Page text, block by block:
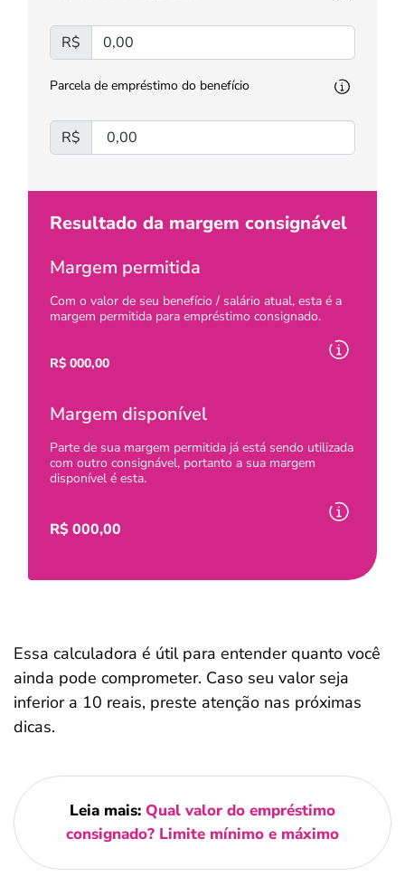
R$
Parcela de empréstimo do benefício
R$
Resultado da margem consignável
Margem permitida
Com o valor de seu benefício / salário atual, esta é a
margem permitida para empréstimo consignado.
R$ 000,00
Margem disponível
Parte de sua margem permitida já está sendo utilizada
com outro consignável, portanto a sua margem
disponível é esta.
R$000,00
Essa calculadora é útil para entender quanto você
ainda pode comprometer. Caso seu valor seja
inferior a 10 reais, preste atenção nas próximas
dicas.
Leia mais: Qual valor do empréstimo
consignado? Limite mínimo e máximo